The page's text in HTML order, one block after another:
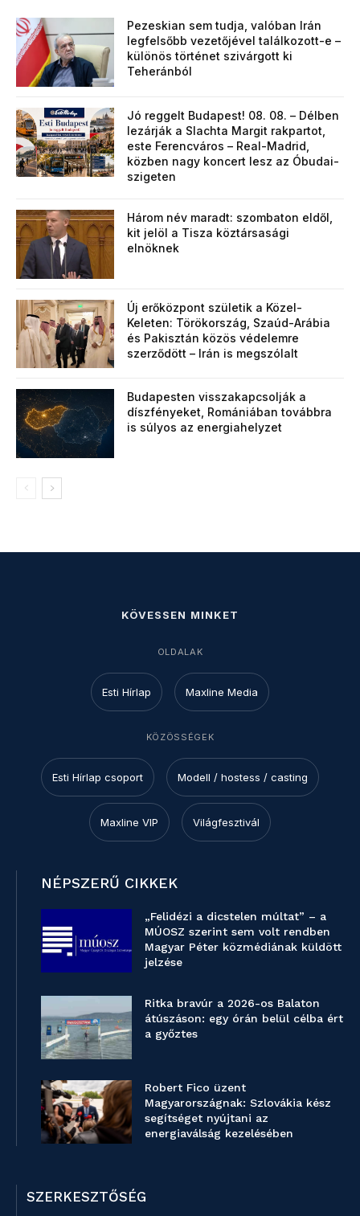
Pezeskian sem tudja, valóban Irán
legfelsőbb vezetőjével találkozott-e –
különös történet szivárgott ki
Teheránból
Jó reggelt Budapest! 08. 08. – Délben
lezárják a Slachta Margit rakpartot,
este Ferencváros – Real-Madrid,
közben nagy koncert lesz az Óbudai-
szigeten
Három név maradt: szombaton eldől,
kit jelöl a Tisza köztársasági
elnöknek
Új erőközpont születik a Közel-
Keleten: Törökország, Szaúd-Arábia
és Pakisztán közös védelemre
szerződött – Irán is megszólalt
Budapesten visszakapcsolják a
díszfényeket, Romániában továbbra
is súlyos az energiahelyzet
KÖVESSEN MINKET
OLDALAK
Esti Hírlap Maxline Media
KÖZÖSSÉGEK
Esti Hírlap csoport Modell / hostess / casting
Maxline VIP Világfesztivál
NÉPSZERŰ CIKKEK
„Felidézi a dicstelen múltat” – a
MÚOSZ szerint sem volt rendben
Magyar Péter közmédiának küldött
jelzése
Ritka bravúr a 2026-os Balaton
átúszáson: egy órán belül célba ért
a győztes
Robert Fico üzent
Magyarországnak: Szlovákia kész
segítséget nyújtani az
energiaválság kezelésében
SZERKESZTŐSÉG